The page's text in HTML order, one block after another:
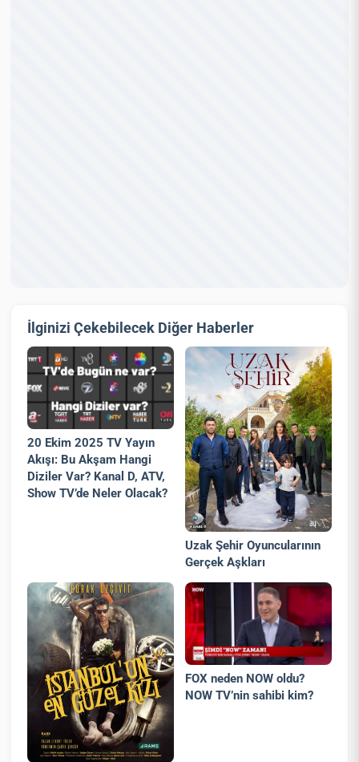
İlginizi Çekebilecek Diğer Haberler
20 Ekim 2025 TV Yayın
Akışı: Bu Akşam Hangi
Diziler Var? Kanal D, ATV,
Show TV’de Neler Olacak?
Uzak Şehir Oyuncularının
Gerçek Aşkları
FOX neden NOW oldu?
NOW TV’nin sahibi kim?